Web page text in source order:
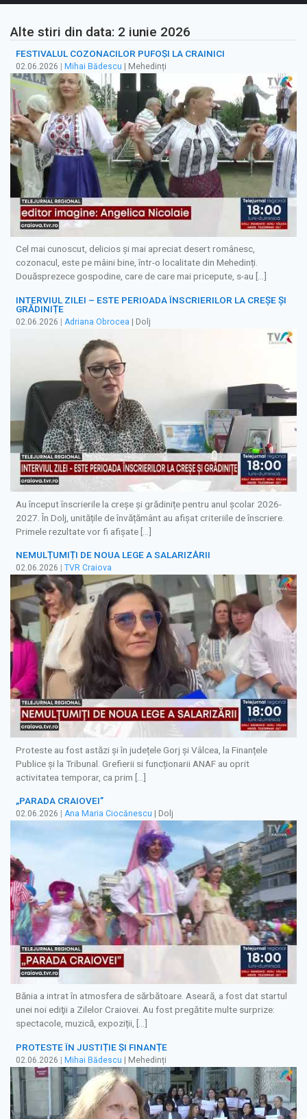
Alte stiri din data: 2 iunie 2026
FESTIVALUL COZONACILOR PUFOȘI LA CRAINICI
02.06.2026 Mihai Bădescu | Mehedinți
Cel mai cunoscut, delicios și mai apreciat desert românesc,
cozonacul, este pe mâini bine, într-o localitate din Mehedinți.
Douăsprezece gospodine, care de care mai pricepute, s-au […]
INTERVIUL ZILEI – ESTE PERIOADA ÎNSCRIERILOR LA CREȘE ȘI
GRĂDINIȚE
02.06.2026 | Adriana Obrocea | Dolj
Au început înscrierile la creșe și grădinițe pentru anul școlar 2026-
2027. În Dolj, unitățile de învățământ au afișat criteriile de înscriere.
Primele rezultate vor fi afișate […]
NEMULȚUMIȚI DE NOUA LEGE A SALARIZĂRII
02.06.2026 TVR Craiova
Proteste au fost astăzi și în județele Gorj și Vâlcea, la Finanțele
Publice și la Tribunal. Grefierii si funcționarii ANAF au oprit
activitatea temporar, ca prim […]
„PARADA CRAIOVEI”
02.06.2026 Ana Maria Ciocănescu | Dolj
Bănia a intrat în atmosfera de sărbătoare. Aseară, a fost dat startul
unei noi ediţii a Zilelor Craiovei. Au fost pregătite multe surprize:
spectacole, muzică, expoziții, […]
PROTESTE ÎN JUSTIȚIE ȘI FINANȚE
02.06.2026 | Mihai Bădescu | Mehedinți